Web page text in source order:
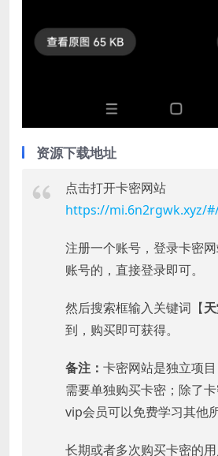
资源下载地址
点击打开卡密网站
https://mi.6n2rgwk.xyz/
注册一个账号，登录卡密
账号的，直接登录即可。
然后搜索框输入关键词【
到，购买即可获得。
备注： 卡密网站是独立项
需要单独购买卡密；除了
vip会员可以免费学习其他
长期或者多次购买卡密的